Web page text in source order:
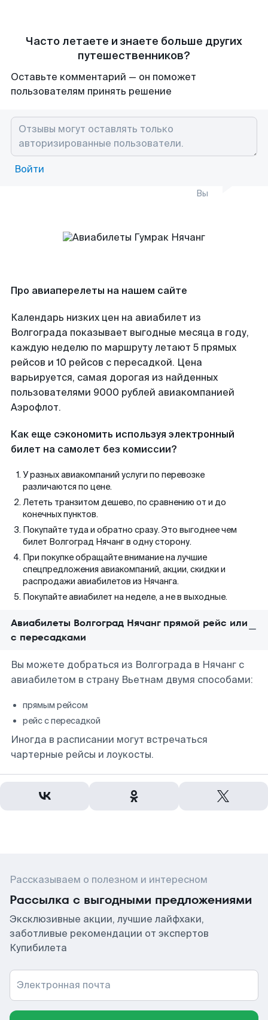
Часто летаете и знаете больше других
путешественников?
Оставьте комментарий — он поможет
пользователям принять решение
Войти
Вы
Про авиаперелеты на нашем сайте
Календарь низких цен на авиабилет из
Волгограда показывает выгодные месяца в году,
каждую неделю по маршруту летают 5 прямых
рейсов и 10 рейсов с пересадкой. Цена
варьируется, самая дорогая из найденных
пользователями 9000 рублей авиакомпанией
Аэрофлот.
Как еще сэкономить используя электронный
билет на самолет без комиссии?
У разных авиакомпаний услуги по перевозке
различаются по цене.
Лететь транзитом дешево, по сравнению от и до
конечных пунктов.
Покупайте туда и обратно сразу. Это выгоднее чем
билет Волгоград Нячанг в одну сторону.
При покупке обращайте внимание на лучшие
спецпредложения авиакомпаний, акции, скидки и
распродажи авиабилетов из Нячанга.
Покупайте авиабилет на неделе, а не в выходные.
Авиабилеты Волгоград Нячанг прямой рейс или
с пересадками
Вы можете добраться из Волгограда в Нячанг с
авиабилетом в страну Вьетнам двумя способами:
прямым рейсом
рейс с пересадкой
Иногда в расписании могут встречаться
чартерные рейсы и лоукосты.
Рассказываем о полезном и интересном
Рассылка с выгодными предложениями
Эксклюзивные акции, лучшие лайфхаки,
заботливые рекомендации от экспертов
Купибилета
Электронная почта